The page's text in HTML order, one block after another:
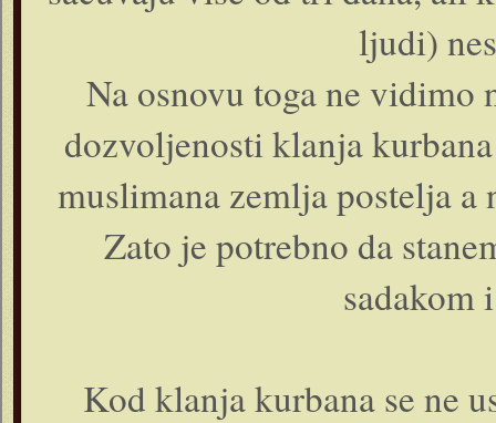
ljudi)
Na osnovu toga ne vidimo
dozvoljenosti klanja
muslimana zemlja postelja
Zato je potrebno da
sadakom
Kod klanja kurbana se ne